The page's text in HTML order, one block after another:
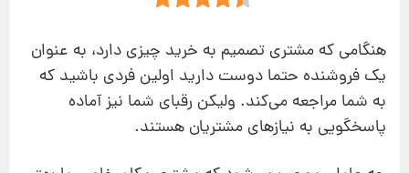
هنگامی‌ که مشتری تصمیم به خرید چیزی دارد، به عنوان
یک فروشنده حتما دوست دارید اولین فردی باشید که
به شما مراجعه می‌کند. ولیکن رقبای شما نیز آماده
پاسخگویی به نیازهای مشتریان هستند.